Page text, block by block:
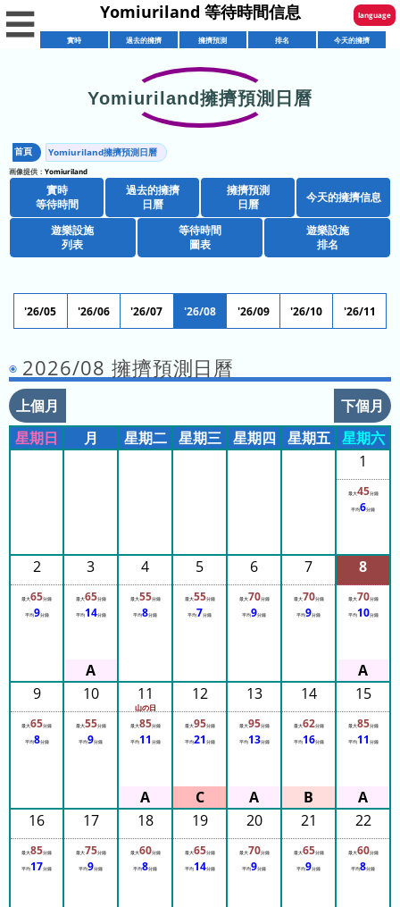
時
等
時
擁
日
擁
日
曆
列
表
店
列
遊
項
目
列
表
熱
門
排
名
今
天
的
排
名
本
名
上
排
今
English
ภาษาไทย
日本語
☰ Yomiuriland 等待時間信息 language
實時 過去的擁擠 擁擠預測 排名 今天的擁擠
Yomiuriland擁擠預測日曆
首頁 Yomiuriland擁擠預測日曆
画像提供： Yomiuriland
實時
等待時間
過去的擁擠
日曆
擁擠預測
日曆
今天的擁擠信息
遊樂設施
列表
等待時間
圖表
遊樂設施
排名
'26/05 '26/06 '26/07 '26/08 '26/09 '26/10 '26/11
2026/08 擁擠預測日曆
上個月
下個月
星期日
月 星期二 星期三 星期四 星期五
星期六
1
最大45分鐘
平均6分鐘
2
最大65分鐘
平均9分鐘
3
最大65分鐘
平均14分鐘
4
最大55分鐘
平均8分鐘
5
最大55分鐘
平均7分鐘
6
最大70分鐘
平均9分鐘
7
最大70分鐘
平均9分鐘
8
最大70分鐘
平均10分鐘
9
最大65分鐘
平均8分鐘
10
最大55分鐘
平均9分鐘
11
山の日
最大85分鐘
平均11 分鐘
12
最大95分鐘
平均21 分鐘
13
最大95分鐘
平均13分鐘
14
最大62分鐘
平均16分鐘
15
最大85分鐘
平均11 分鐘
16
最大85分鐘
平均17分鐘
17
最大75分鐘
平均9分鐘
18
最大60分鐘
平均8分鐘
19
最大65分鐘
平均14分鐘
20
最大70分鐘
平均9分鐘
21
最大65分鐘
平均9分鐘
22
最大60分鐘
平均8分鐘